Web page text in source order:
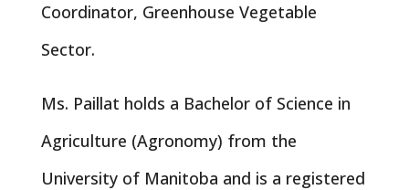
Coordinator, Greenhouse Vegetable
Sector.
Ms. Paillat holds a Bachelor of Science in
Agriculture (Agronomy) from the
University of Manitoba and is a registered